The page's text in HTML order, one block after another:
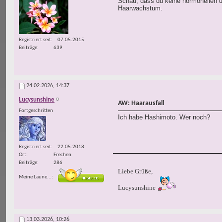
Registriert seit
07.05.2015
Beiträge
639
Haarwachstum.
24.02.2026, 14:37
Lucysunshine
Fortgeschritten
Registriert seit
22.05.2018
Ort
Frechen
Beiträge
286
Meine Laune...
AW: Haarausfall
Ich habe Hashimoto. Wer noch?
Liebe Grüße,
Lucysunshine
13.03.2026, 10:26